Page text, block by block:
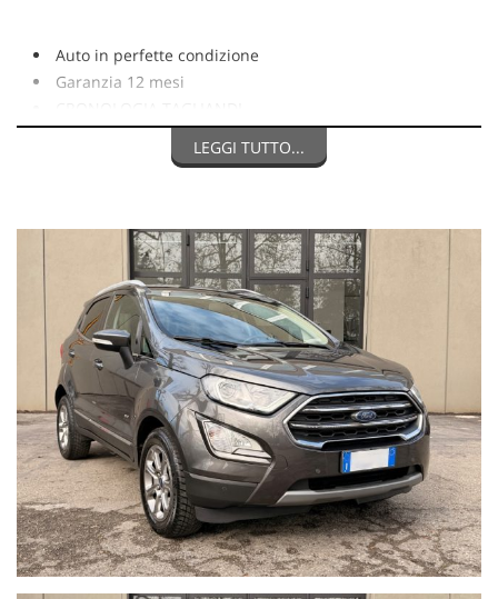
Auto in perfette condizione
Garanzia 12 mesi
Tagliando prima della consegna
Ultima revisione:08.24 -84.000KM
Ritiriamo permute
Importo finanziabile
LE IMMAGINI SI RIFERISCONO ESATTAMENTE AL VEICOLO
IN VENDITA.
I NOSTRI ANNUNCI SONO COMPILATI CON IL MASSIMO
SCRUPOLO TUTTAVIA CI POTREBBERO ESSERE ERRORI O
IMPRECISIONI NELLA DESCRIZIONI DEGLI ACCESSORI,
PERTANTO DA RITENERSI SOLO AD USO INFORMATIVO E
NON CONTRATTUALE
LEGGI TUTTO...